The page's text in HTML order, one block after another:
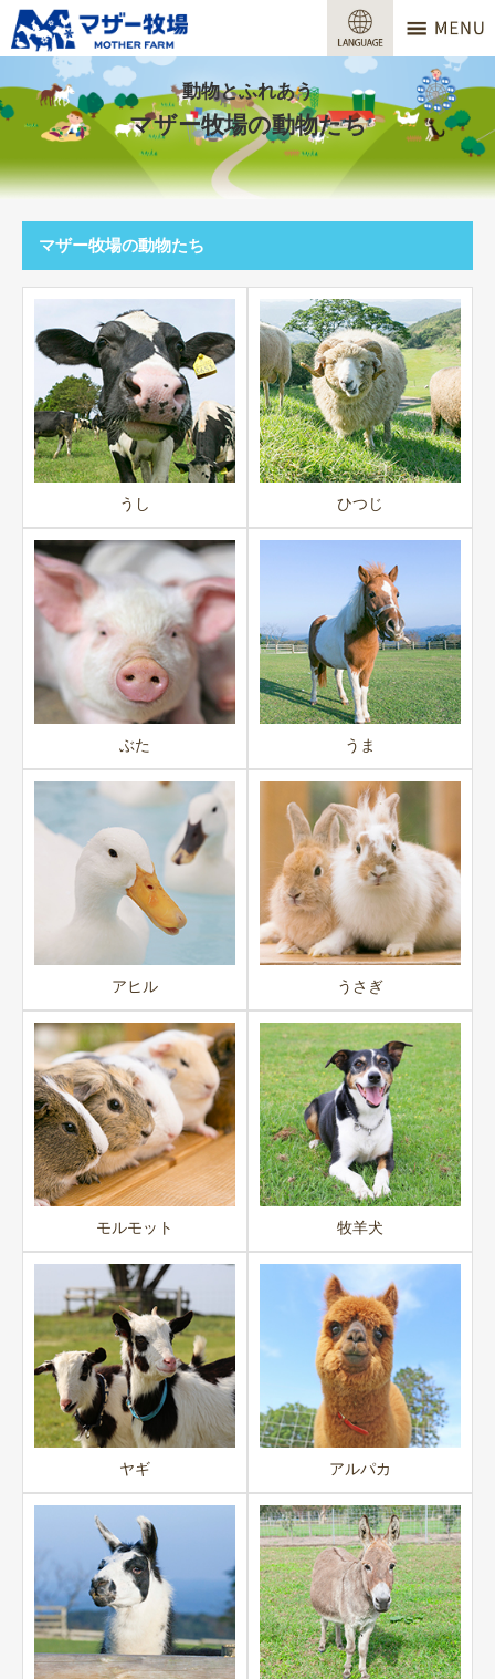
営業時間
料金
交通アクセス
牧場で何ができる？
場内マップ
おすすめコース
団体プラン
動物とふれあう
マザー牧場の動物たち
マザー牧場の動物たち
うし ひつじ
ぶた うま
アヒル うさぎ
モルモット 牧羊犬
ヤギ アルパカ